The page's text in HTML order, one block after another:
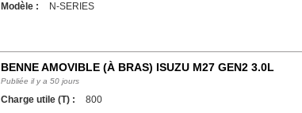
Modèle :
N-SERIES
BENNE AMOVIBLE (À BRAS) ISUZU M27 GEN2 3.0L
150CH - UTILITAIRE POLYBENNE 3,5T
Publiée il y a 50 jours
Charge utile (T) :
800